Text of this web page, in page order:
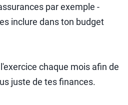
par exemple -
inclure dans ton budget
chaque mois afin de
juste de tes finances.